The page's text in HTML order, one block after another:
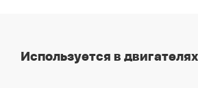
Используется в двигателях